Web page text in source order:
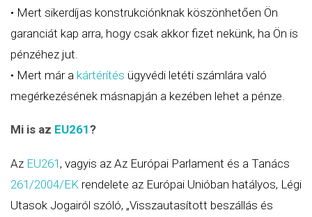
• Mert sikerdíjas konstrukciónknak köszönhetően Ön
garanciát kap arra, hogy csak akkor fizet nekünk, ha Ön is
pénzéhez jut.
• Mert már a kártérítés ügyvédi letéti számlára való
megérkezésének másnapján a kezében lehet a pénze.
Mi is az EU261?
Az EU261 , vagyis az Az Európai Parlament és a Tanács
261/2004/EK rendelete az Európai Unióban hatályos, Légi
Utasok Jogairól szóló, „Visszautasított beszállás és